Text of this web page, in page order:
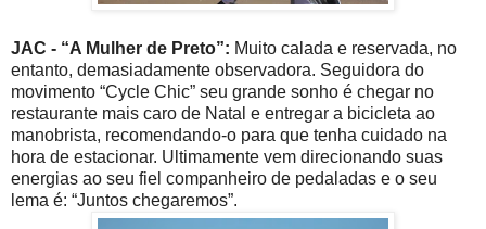
JAC - “A Mulher de Preto”: Muito calada e reservada, no
entanto, demasiadamente observadora. Seguidora do
movimento “Cycle Chic” seu grande sonho é chegar no
restaurante mais caro de Natal e entregar a bicicleta ao
manobrista, recomendando-o para que tenha cuidado na
hora de estacionar. Ultimamente vem direcionando suas
energias ao seu fiel companheiro de pedaladas e o seu
lema é: “Juntos chegaremos”.